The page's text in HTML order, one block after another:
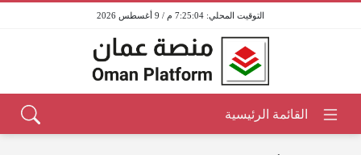
7:25:04 م / 9 أغسطس 2026